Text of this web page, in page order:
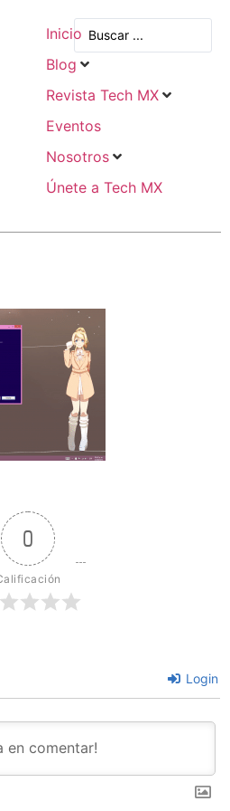
Inicio
Blog
Revista Tech MX
Eventos
Nosotros
Únete a Tech MX
0
Login